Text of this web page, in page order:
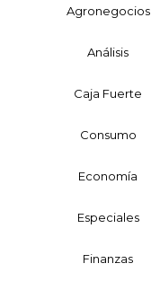
Agronegocios
Análisis
Caja Fuerte
Consumo
Economía
Especiales
Finanzas